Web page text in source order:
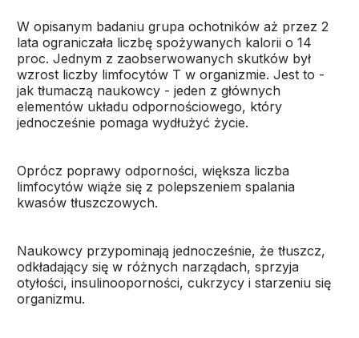
W opisanym badaniu grupa ochotników aż przez 2
lata ograniczała liczbę spożywanych kalorii o 14
proc. Jednym z zaobserwowanych skutków był
wzrost liczby limfocytów T w organizmie. Jest to -
jak tłumaczą naukowcy - jeden z głównych
elementów układu odpornościowego, który
jednocześnie pomaga wydłużyć życie.
Oprócz poprawy odporności, większa liczba
limfocytów wiąże się z polepszeniem spalania
kwasów tłuszczowych.
Naukowcy przypominają jednocześnie, że tłuszcz,
odkładający się w różnych narządach, sprzyja
otyłości, insulinooporności, cukrzycy i starzeniu się
organizmu.